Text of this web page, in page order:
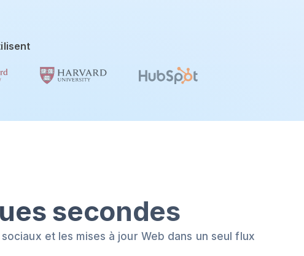
secondes
et les mises à jour Web dans un seul flux